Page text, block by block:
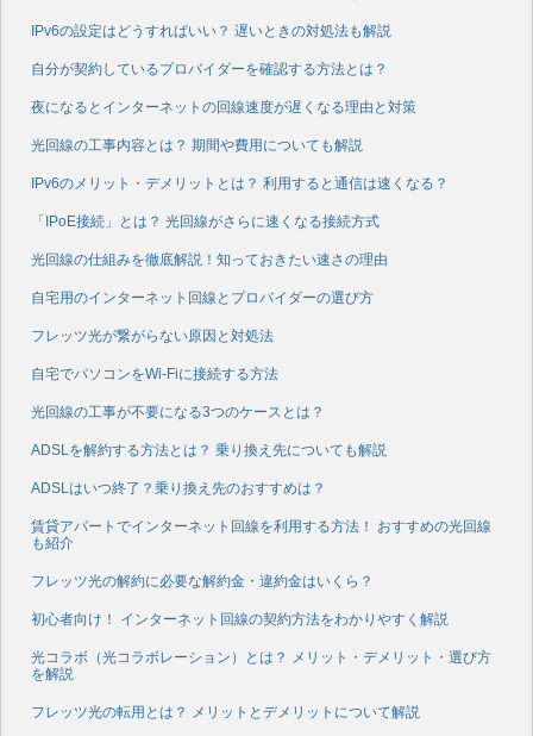
IPv6の設定はどうすればいい？ 遅いときの対処法も解説
自分が契約しているプロバイダーを確認する方法とは？
夜になるとインターネットの回線速度が遅くなる理由と対策
光回線の工事内容とは？ 期間や費用についても解説
IPv6のメリット・デメリットとは？ 利用すると通信は速くなる？
「IPoE接続」とは？ 光回線がさらに速くなる接続方式
光回線の仕組みを徹底解説！知っておきたい速さの理由
自宅用のインターネット回線とプロバイダーの選び方
フレッツ光が繋がらない原因と対処法
自宅でパソコンをWi-Fiに接続する方法
光回線の工事が不要になる3つのケースとは？
ADSLを解約する方法とは？ 乗り換え先についても解説
ADSLはいつ終了？乗り換え先のおすすめは？
賃貸アパートでインターネット回線を利用する方法！ おすすめの光回線
も紹介
フレッツ光の解約に必要な解約金・違約金はいくら？
初心者向け！ インターネット回線の契約方法をわかりやすく解説
光コラボ（光コラボレーション）とは？ メリット・デメリット・選び方
を解説
フレッツ光の転用とは？ メリットとデメリットについて解説